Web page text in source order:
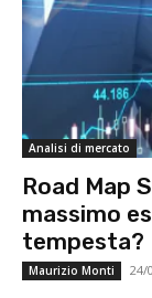
Analisi di mercato
Road Map
massimo
tempesta?
Maurizio Monti 24/